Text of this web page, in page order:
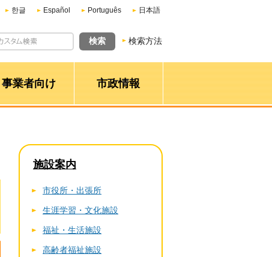
한글 Español Português
日本語
検索方法
事業者向け 市政情報
施設案内
市役所・出張所
生涯学習・文化施設
福祉・生活施設
高齢者福祉施設